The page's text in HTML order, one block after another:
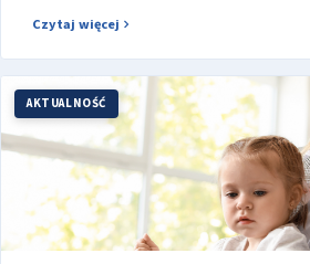
Czytaj więcej
AKTUALNOŚĆ